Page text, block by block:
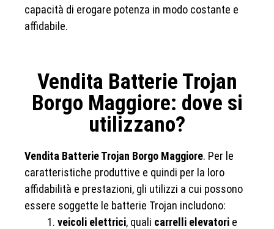
capacità di erogare potenza in modo costante e
affidabile.
Vendita Batterie Trojan
Borgo Maggiore: dove si
utilizzano?
Vendita Batterie Trojan Borgo Maggiore. Per le
caratteristiche produttive e quindi per la loro
affidabilità e prestazioni, gli utilizzi a cui possono
essere soggette le batterie Trojan includono:
veicoli elettrici, quali carrelli elevatori e